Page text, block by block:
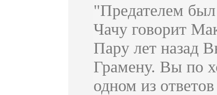
"Предателем
Чачу говорит
Пару лет назад
Грамену. Вы по
одном из